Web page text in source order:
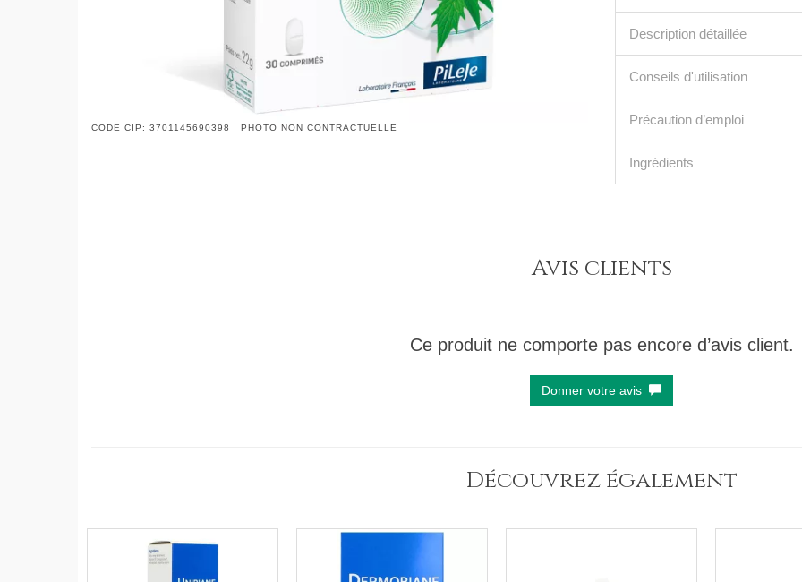
CODE CIP: 3701145690398 PHOTO NON CONTRACTUELLE
Description détaillée
Conseils d'utilisation
Précaution d’emploi
Ingrédients
Avis clients
Ce produit ne comporte pas encore d’avis client.
Donner votre avis
Découvrez également